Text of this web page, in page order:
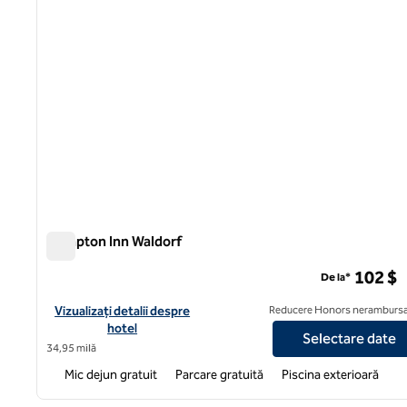
Hampton Inn Waldorf
Vizualizați detaliile hotelului pentru Hampton Inn Waldorf
Vizualizați detalii despre
hotel
34,95 milă
De la* 102 $
Reducere Honors
Selectare date
Mic dejun gratuit Parcare gratuită Piscina exterioară